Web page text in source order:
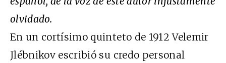
olvidado.
En un cortísimo quinteto de 1912 Velemir
Jlébnikov escribió su credo personal